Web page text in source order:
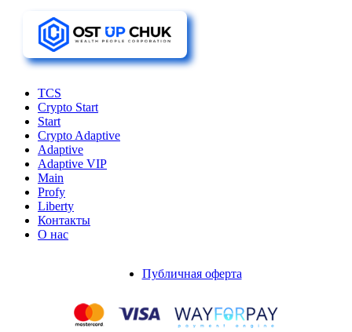
TCS
Crypto Start
Start
Crypto Adaptive
Adaptive
Adaptive VIP
Main
Profy
Liberty
Контакты
О нас
Публичная оферта